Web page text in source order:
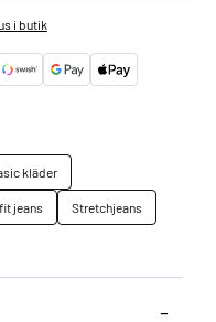
i butik
kläder
jeans
Stretchjeans